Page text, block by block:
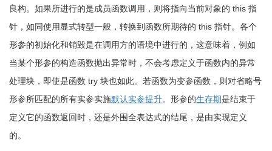
良构。如果所进行的是成员函数调用，则将指向当前对象的 this 指
针，如同使用显式转型一般，转换到函数所期待的 this 指针。各个
形参的初始化和销毁是在调用方的语境中进行的，这意味着，例如
当某个形参的构造函数抛出异常时，不会考虑定义于函数内的异常
处理块，即使是函数 try 块也如此。若函数为变参函数，则对省略号
形参所匹配的所有实参实施默认实参提升。形参的生存期是结束于
定义它的函数返回时，还是外围全表达式的结尾，是由实现定义
的。